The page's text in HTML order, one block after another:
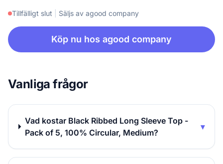
Tillfälligt slut Säljs av agood company
Köp nu hos agood company
Vanliga frågor
Vad kostar Black Ribbed Long Sleeve Top -
Pack of 5, 100% Circular, Medium?
▾